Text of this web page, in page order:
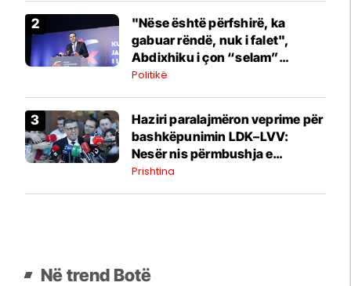
"Nëse është përfshirë, ka
gabuar rëndë, nuk i falet",
Abdixhiku i çon “selam”
Përparim Ramës
Politikë
Haziri paralajmëron veprime për
bashkëpunimin LDK–LVV:
Nesër nis përmbushja e
kërkesës së dytë
Prishtina
Në trend Botë